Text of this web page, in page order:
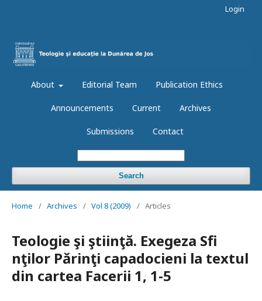
About Editorial Team Publication Ethics
Announcements Current Archives
Submissions Contact
Search
Login
Home / Archives / Vol 8 (2009) / Articles
Teologie şi ştiinţă. Exegeza Sfi
nţilor Părinţi capadocieni la textul
din cartea Facerii 1, 1-5